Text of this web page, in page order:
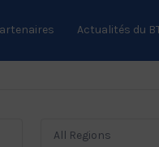
Actualités du
All Regions